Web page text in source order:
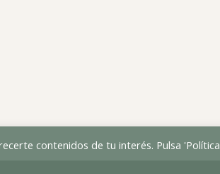
contenidos de tu interés. Pulsa 'Política